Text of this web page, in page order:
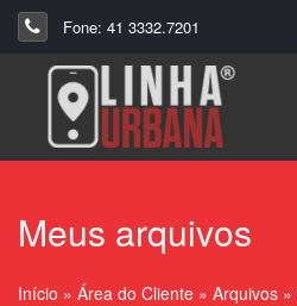
Fone: 41 3332.7201
Meus arquivos
Início » Área do Cliente » Arquivos »